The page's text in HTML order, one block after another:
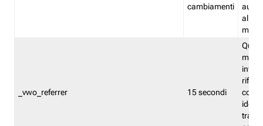
cambiamenti
_vwo_referrer 15 secondi